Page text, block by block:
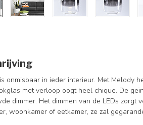
onmisbaar in ieder interieur. Met Melody
met verloop oogt heel chique. De
dimmer. Het dimmen van de LEDs
woonkamer of eetkamer, ze zal